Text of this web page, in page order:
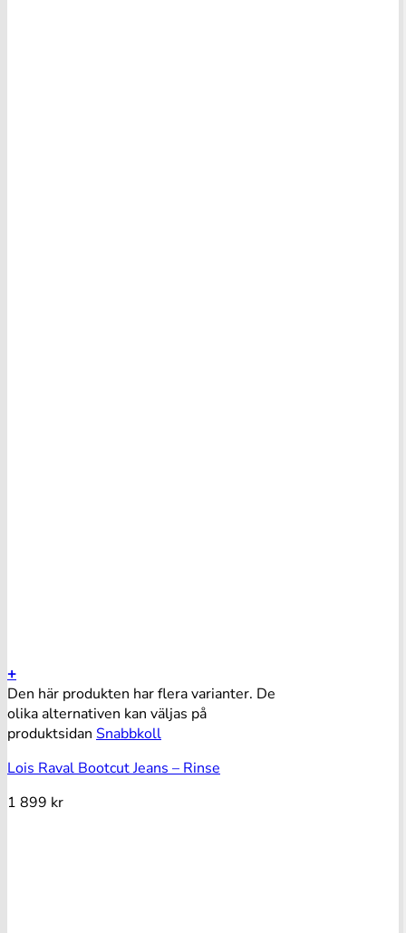
+
Den här produkten har flera varianter. De
olika alternativen kan väljas på
produktsidan Snabbkoll
Lois Raval Bootcut Jeans – Rinse
1 899 kr